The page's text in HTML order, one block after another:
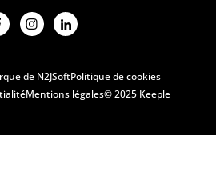
de N2JSoftPolitique de cookies
Mentions légales© 2025 Keeple